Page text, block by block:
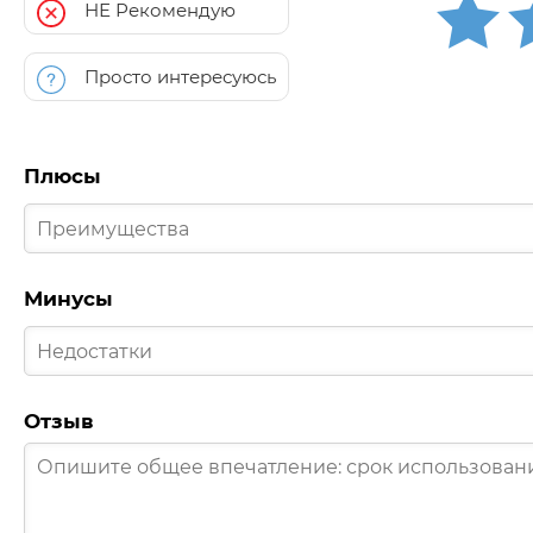
НЕ Рекомендую
Просто интересуюсь
Плюсы
Минусы
Отзыв